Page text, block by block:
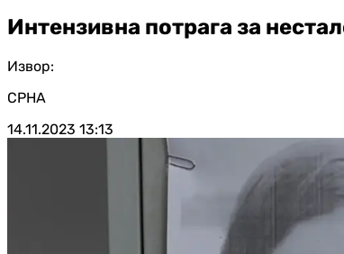
Интензивна потрага за
Извор:
СРНА
14.11.2023 13:13